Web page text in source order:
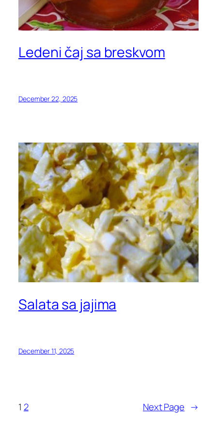
Ledeni čaj sa breskvom
December 22, 2025
Salata sa jajima
December 11, 2025
1 2 Next Page →